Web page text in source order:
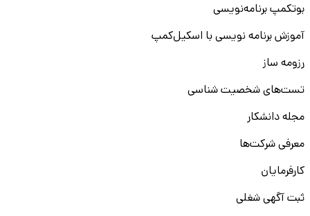
بوتکمپ برنامه‌نویسی
آموزش برنامه نویسی با اسکیل‌کمپ
رزومه ساز
تست‌های شخصیت شناسی
مجله دانشکار
معرفی شرکت‌ها
کارفرمایان
ثبت آگهی شغلی